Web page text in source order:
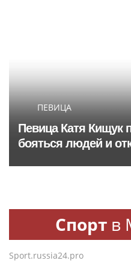
ПЕВИЦА
Певица Катя Кищук
бояться людей и
Спорт в
Sport.russia24.pro